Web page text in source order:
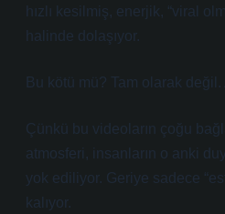
hızlı kesilmiş, enerjik, “viral
halinde dolaşıyor.
Bu kötü mü? Tam olarak
Çünkü bu videoların çoğu
atmosferi, insanların o anki
yok ediliyor. Geriye sadece
kalıyor.